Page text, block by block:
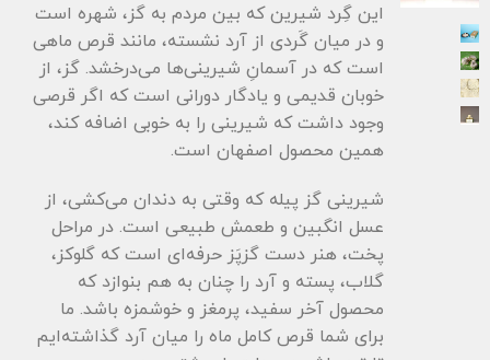
این گِرد شیرین که بین مردم به گز، شهره است
و در میان گَردی از آرد نشسته، مانند قرص ماهی
است که در آسمانِ شیرینی‌ها می‌درخشد. گز، از
خوبان قدیمی و یادگار دورانی است که اگر قرصی
وجود داشت که شیرینی را به خوبی اضافه کند،
همین محصول اصفهان است.
شیرینی‌ گز پیله که وقتی به دندان می‌کشی، از
عسل انگبین و طعمش طبیعی است. در مراحل
پخت، هنر دست گزپَز حرفه‌ای است که گلوکز،
گلاب، پسته و آرد را چنان به هم بنوازد که
محصول آخر سفید، پرمغز و خوشمزه باشد. ما
برای شما قرص کامل ماه را میان آرد گذاشته‌ایم